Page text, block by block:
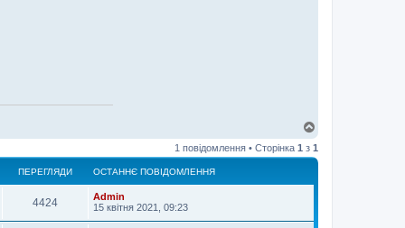
г
о
1 повідомлення • Сторінка 1 з 1
ПЕРЕГЛЯДИ ОСТАННЄ ПОВІДОМЛЕННЯ
4424
Admin
15 квітня 2021, 09:23